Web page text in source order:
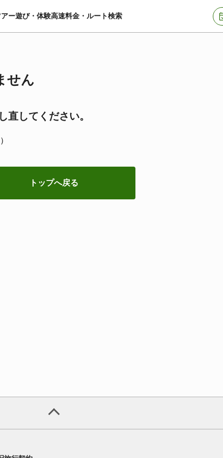
ー遊び・体験高速料金・ルート検索
せん
直してください。
トップへ戻る